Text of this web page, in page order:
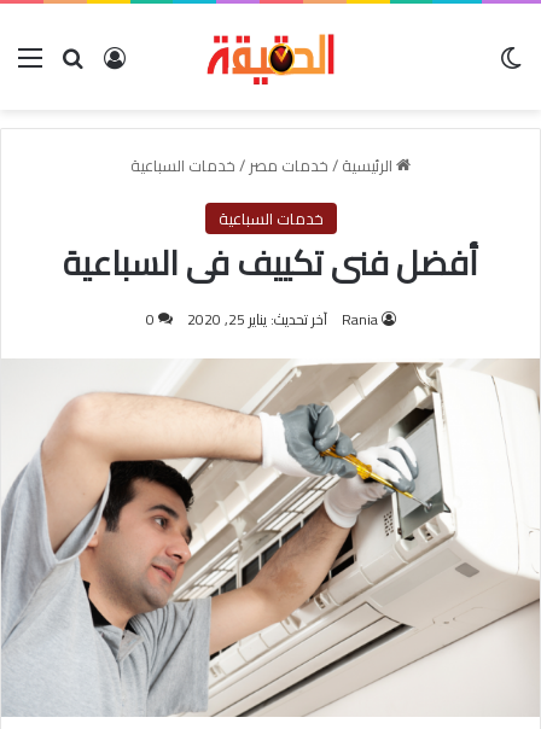
بحث عنتسجيل
الرئيسية/خدمات مصر/خدمات السباعية
خدمات السباعية
أفضل فنى تكييف فى السباعية
Rania آخر تحديث: يناير 25, 2020 0